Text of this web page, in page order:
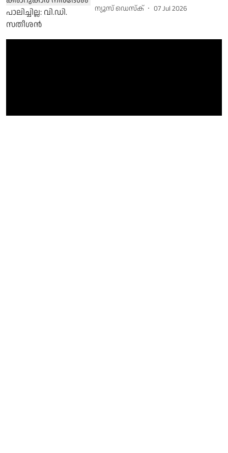
ന്യൂസ് ഡെസ്ക് 07 Jul 2026